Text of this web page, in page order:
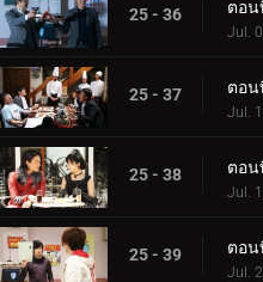
25 - 36
Jul.
25 - 37
Jul.
25 - 38
Jul.
25 - 39
Jul.